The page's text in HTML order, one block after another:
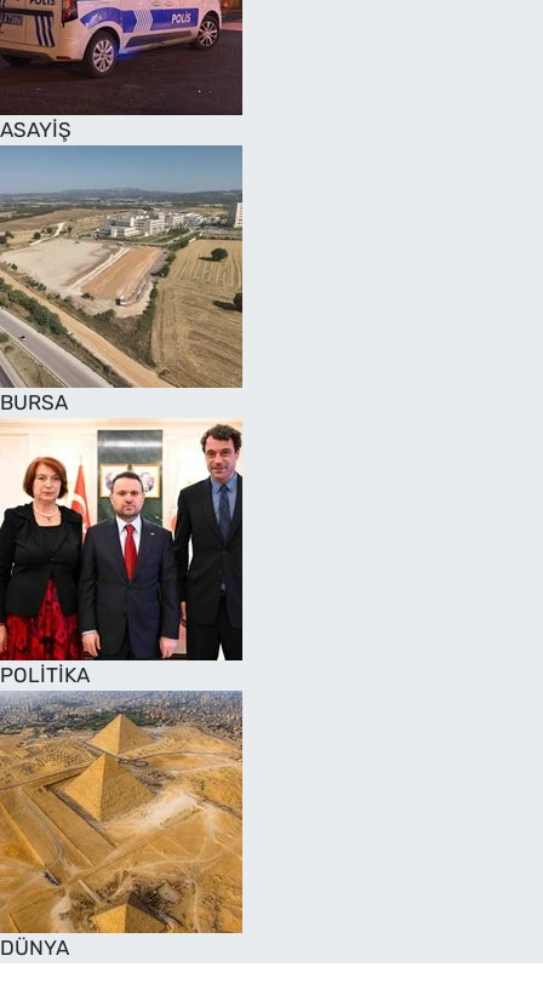
ASAYİŞ
BURSA
POLİTİKA
DÜNYA
SAĞLIK
TV REHBERİ